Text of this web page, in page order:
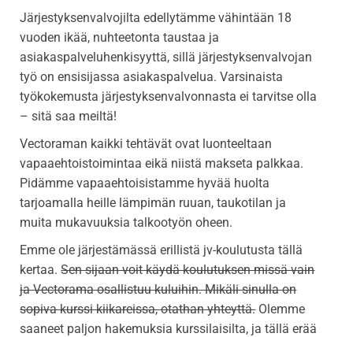
Järjestyksenvalvojilta edellytämme vähintään 18
vuoden ikää, nuhteetonta taustaa ja
asiakaspalveluhenkisyyttä, sillä järjestyksenvalvojan
työ on ensisijassa asiakaspalvelua. Varsinaista
työkokemusta järjestyksenvalvonnasta ei tarvitse olla
– sitä saa meiltä!
Vectoraman kaikki tehtävät ovat luonteeltaan
vapaaehtoistoimintaa eikä niistä makseta palkkaa.
Pidämme vapaaehtoisistamme hyvää huolta
tarjoamalla heille lämpimän ruuan, taukotilan ja
muita mukavuuksia talkootyön oheen.
Emme ole järjestämässä erillistä jv-koulutusta tällä
kertaa.Sen sijaan voit käydä koulutuksen missä vain
ja Vectorama osallistuu kuluihin. Mikäli sinulla on
sopiva kurssi kiikareissa, otathan yhteyttä.Olemme
saaneet paljon hakemuksia kurssilaisilta, ja tällä erää